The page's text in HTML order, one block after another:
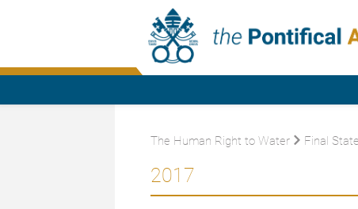
The Human Right to Water Final
2017